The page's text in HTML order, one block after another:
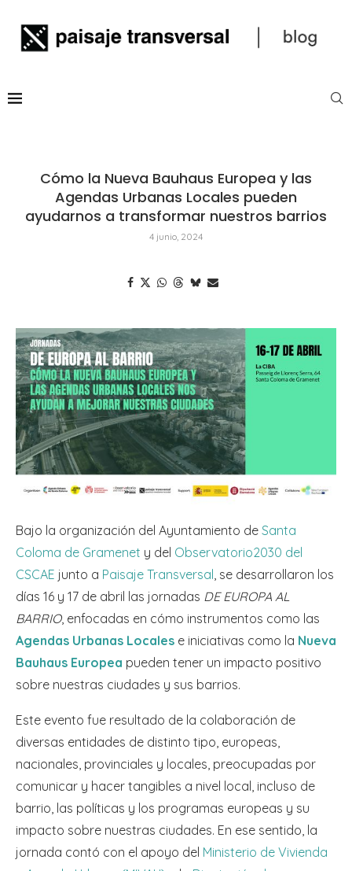
Cómo la Nueva Bauhaus Europea y las
Agendas Urbanas Locales pueden
ayudarnos a transformar nuestros barrios
4 junio, 2024
Bajo la organización del Ayuntamiento de Santa
Coloma de Gramenet y del Observatorio2030 del
CSCAE junto a Paisaje Transversal , se desarrollaron los
días 16 y 17 de abril las jornadas DE EUROPA AL
BARRIO, enfocadas en cómo instrumentos como las
Agendas Urbanas Locales e iniciativas como la Nueva
Bauhaus Europea pueden tener un impacto positivo
sobre nuestras ciudades y sus barrios.
Este evento fue resultado de la colaboración de
diversas entidades de distinto tipo, europeas,
nacionales, provinciales y locales, preocupadas por
comunicar y hacer tangibles a nivel local, incluso de
barrio, las políticas y los programas europeas y su
impacto sobre nuestras ciudades. En ese sentido, la
jornada contó con el apoyo del Ministerio de Vivienda